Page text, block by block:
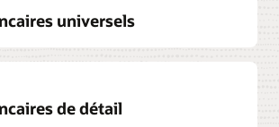
universels
de détail